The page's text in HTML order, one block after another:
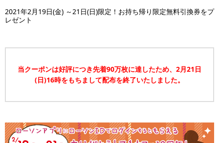
2021年2月19日(金) ～21日(日)限定！お持ち帰り限定無料引換券をプ
レゼント
当クーポンは好評につき先着90万枚に達したため、2月21日
(日)16時をもちまして配布を終了いたしました。